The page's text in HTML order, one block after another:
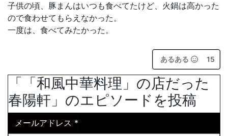
子供の頃、豚まんはいつも食べてたけど、火鍋は高かった
ので食わせてもらえなかった。
一度は、食べてみたかった。
あるある 15
「「和風中華料理」の店だった
春陽軒」のエピソードを投稿
メールアドレス *